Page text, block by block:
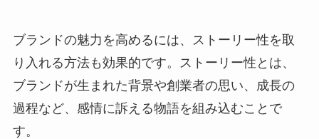
ブランドの魅力を高めるには、ストーリー性を取
り入れる方法も効果的です。ストーリー性とは、
ブランドが生まれた背景や創業者の思い、成長の
過程など、感情に訴える物語を組み込むことで
す。